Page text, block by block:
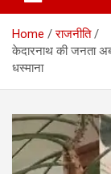
Home
राजनीति
केदारनाथ की जनता
धस्माना